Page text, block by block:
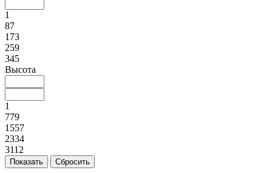
1
87
173
259
345
Высота
1
779
1557
2334
3112